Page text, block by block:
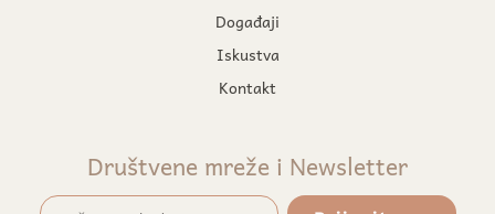
Događaji
Iskustva
Kontakt
Društvene mreže i Newsletter